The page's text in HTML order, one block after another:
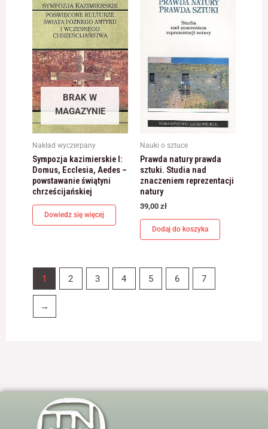
BRAK W
MAGAZYNIE
Nakład wyczerpany
Sympozja kazimierskie I:
Domus, Ecclesia, Aedes –
powstawanie świątyni
chrześcijańskiej
Dowiedz się więcej
Nauki o sztuce
Prawda natury prawda
sztuki. Studia nad
znaczeniem reprezentacji
natury
39,00 zł
Dodaj do koszyka
1 2 3 4 5 6 7
→